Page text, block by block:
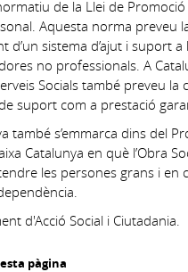
de la Llei de
Aquesta norma preveu
d’un sistema d’ajut i suport a
no professionals. A
Socials també preveu la
suport com a prestació
també s’emmarca dins del
Catalunya en què l’Obra
les persones grans i en
d'Acció Social i Ciutadania.
pàgina